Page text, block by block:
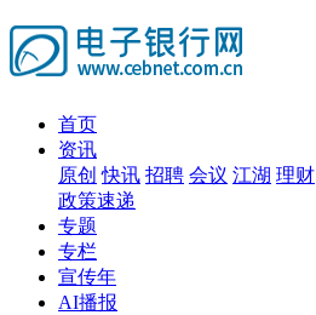
首页
资讯
原创 快讯 招聘 会议 江湖 理财
政策速递
专题
专栏
宣传年
AI播报